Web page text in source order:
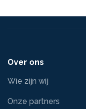
Over ons
Wie zijn wij
Onze partners